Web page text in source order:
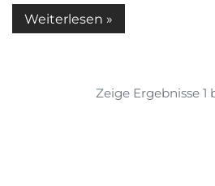
Weiterlesen »
Zeige Ergebnisse 1